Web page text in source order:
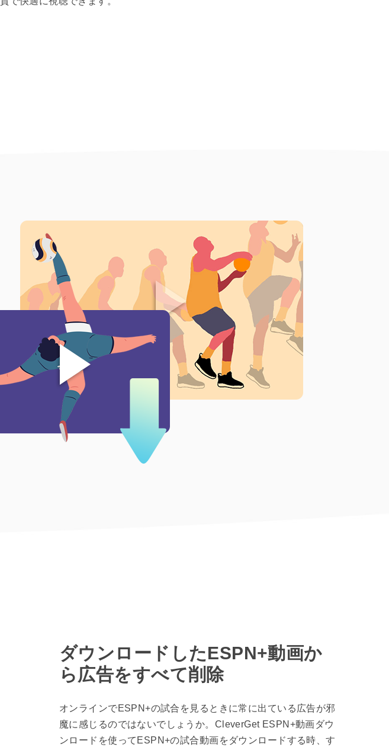
ダウンロードしたESPN+動画か
ら広告をすべて削除
オンラインでESPN+の試合を見るときに常に出ている広告が邪
魔に感じるのではないでしょうか。CleverGet ESPN+動画ダウ
ンロードを使ってESPN+の試合動画をダウンロードする時、す